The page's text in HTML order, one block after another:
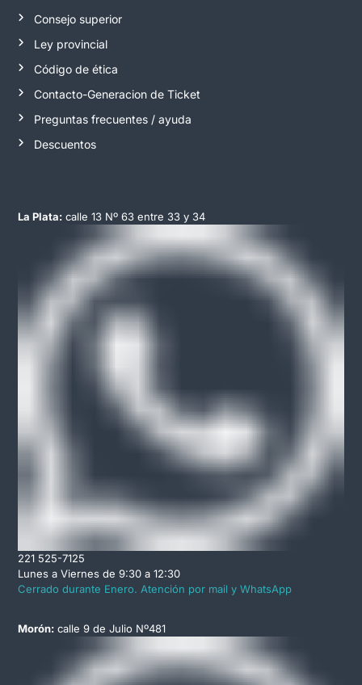
Consejo superior
Ley provincial
Código de ética
Contacto-Generacion de Ticket
Preguntas frecuentes / ayuda
Descuentos
La Plata:calle 13 Nº 63 entre 33 y 34
221 525-7125
Lunes a Viernes de 9:30 a 12:30
Cerrado durante Enero. Atención por mail y WhatsApp
Morón:calle 9 de Julio Nº481